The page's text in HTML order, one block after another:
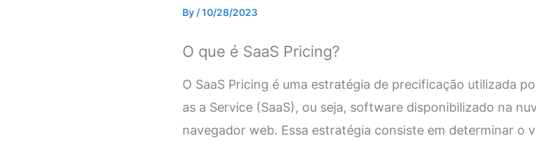
By /10/28/2023
O que é SaaS Pricing?
O SaaS Pricing é uma estratégia de precificação utilizada
as a Service (SaaS), ou seja, software disponibilizado na
navegador web. Essa estratégia consiste em determinar o